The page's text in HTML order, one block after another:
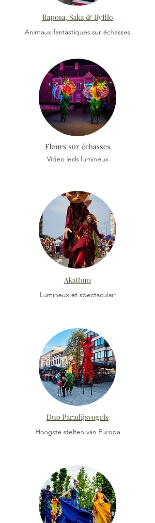
Raposa, Saka & Byfflo
Animaux fantastiques sur échasses
Fleurs sur échasses
Video leds lumineux
Akathun
Lumineux et spectaculair
Duo Paradijsvogels
Hoogste stelten van Europa